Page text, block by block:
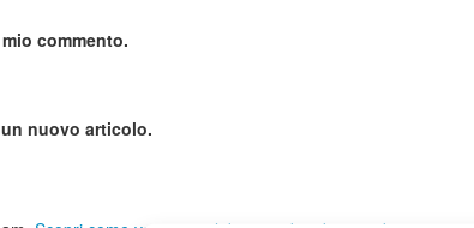
commento.
nuovo articolo.